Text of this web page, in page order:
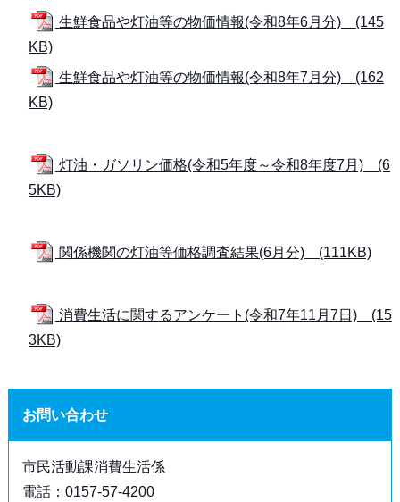
生鮮食品や灯油等の物価情報(令和8年6月分) (145
KB)
生鮮食品や灯油等の物価情報(令和8年7月分) (162
KB)
灯油・ガソリン価格(令和5年度～令和8年度7月) (6
5KB)
関係機関の灯油等価格調査結果(6月分) (111KB)
消費生活に関するアンケート(令和7年11月7日) (15
3KB)
お問い合わせ
市民活動課消費生活係
電話：0157‐57‐4200